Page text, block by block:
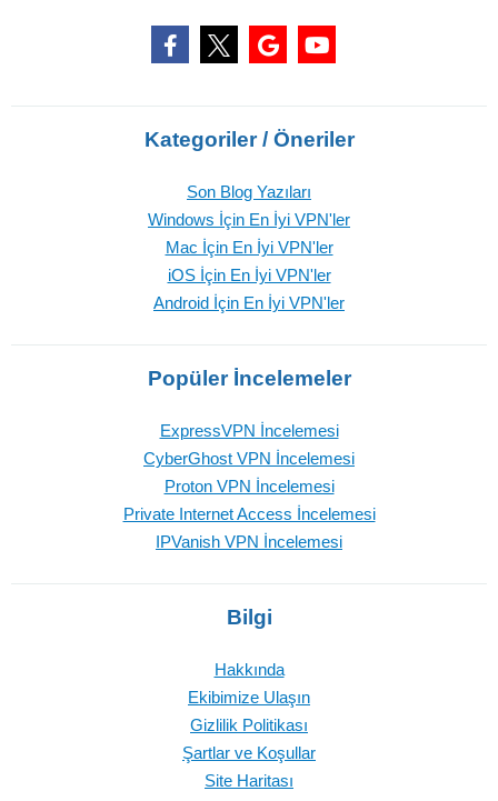
Kategoriler / Öneriler
Son Blog Yazıları
Windows İçin En İyi VPN'ler
Mac İçin En İyi VPN'ler
iOS İçin En İyi VPN'ler
Android İçin En İyi VPN'ler
Popüler İncelemeler
ExpressVPN İncelemesi
CyberGhost VPN İncelemesi
Proton VPN İncelemesi
Private Internet Access İncelemesi
IPVanish VPN İncelemesi
Bilgi
Hakkında
Ekibimize Ulaşın
Gizlilik Politikası
Şartlar ve Koşullar
Site Haritası